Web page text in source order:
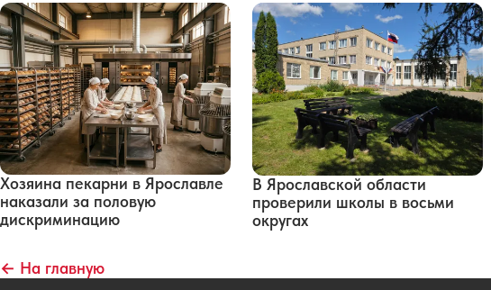
Хозяина пекарни в Ярославле
наказали за половую
дискриминацию
В Ярославской области
проверили школы в восьми
округах
← На главную